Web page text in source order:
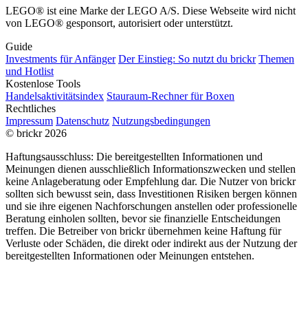
LEGO® ist eine Marke der LEGO A/S. Diese Webseite wird nicht
von LEGO® gesponsort, autorisiert oder unterstützt.
Guide
Investments für Anfänger Der Einstieg: So nutzt du brickr Themen
und Hotlist
Kostenlose Tools
Handelsaktivitätsindex Stauraum-Rechner für Boxen
Rechtliches
Impressum Datenschutz Nutzungsbedingungen
© brickr 2026
Haftungsausschluss: Die bereitgestellten Informationen und
Meinungen dienen ausschließlich Informationszwecken und stellen
keine Anlageberatung oder Empfehlung dar. Die Nutzer von brickr
sollten sich bewusst sein, dass Investitionen Risiken bergen können
und sie ihre eigenen Nachforschungen anstellen oder professionelle
Beratung einholen sollten, bevor sie finanzielle Entscheidungen
treffen. Die Betreiber von brickr übernehmen keine Haftung für
Verluste oder Schäden, die direkt oder indirekt aus der Nutzung der
bereitgestellten Informationen oder Meinungen entstehen.